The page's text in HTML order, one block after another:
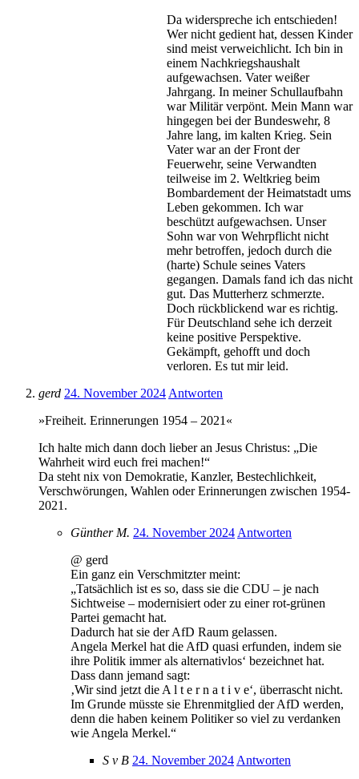
Da widerspreche ich entschieden!
Wer nicht gedient hat, dessen Kinder
sind meist verweichlicht. Ich bin in
einem Nachkriegshaushalt
aufgewachsen. Vater weißer
Jahrgang. In meiner Schullaufbahn
war Militär verpönt. Mein Mann war
hingegen bei der Bundeswehr, 8
Jahre lang, im kalten Krieg. Sein
Vater war an der Front der
Feuerwehr, seine Verwandten
teilweise im 2. Weltkrieg beim
Bombardement der Heimatstadt ums
Leben gekommen. Ich war
beschützt aufgewachsen. Unser
Sohn war von Wehrpflicht nicht
mehr betroffen, jedoch durch die
(harte) Schule seines Vaters
gegangen. Damals fand ich das nicht
gut. Das Mutterherz schmerzte.
Doch rückblickend war es richtig.
Für Deutschland sehe ich derzeit
keine positive Perspektive.
Gekämpft, gehofft und doch
verloren. Es tut mir leid.
gerd 24. November 2024 Antworten
»Freiheit. Erinnerungen 1954 – 2021«
Ich halte mich dann doch lieber an Jesus Christus: „Die
Wahrheit wird euch frei machen!“
Da steht nix von Demokratie, Kanzler, Bestechlichkeit,
Verschwörungen, Wahlen oder Erinnerungen zwischen 1954-
2021.
Günther M. 24. November 2024 Antworten
@ gerd
Ein ganz ein Verschmitzter meint:
„Tatsächlich ist es so, dass sie die CDU – je nach
Sichtweise – modernisiert oder zu einer rot-grünen
Partei gemacht hat.
Dadurch hat sie der AfD Raum gelassen.
Angela Merkel hat die AfD quasi erfunden, indem sie
ihre Politik immer als alternativlos‘ bezeichnet hat.
Dass dann jemand sagt:
‚Wir sind jetzt die A l t e r n a t i v e‘, überrascht nicht.
Im Grunde müsste sie Ehrenmitglied der AfD werden,
denn die haben keinem Politiker so viel zu verdanken
wie Angela Merkel.“
S v B 24. November 2024 Antworten